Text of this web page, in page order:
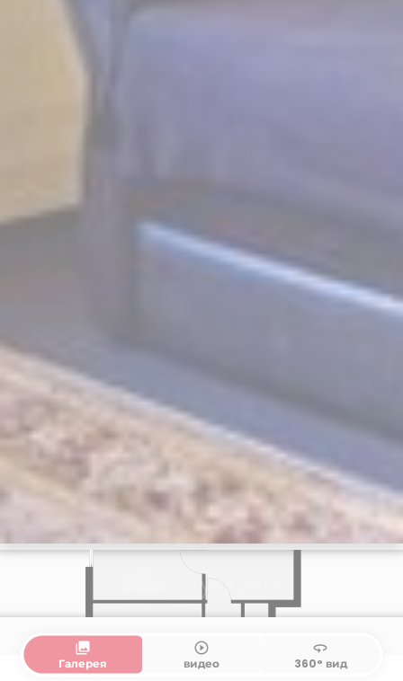
collections
Галерея
play_circle_outline
видео
360
360° вид